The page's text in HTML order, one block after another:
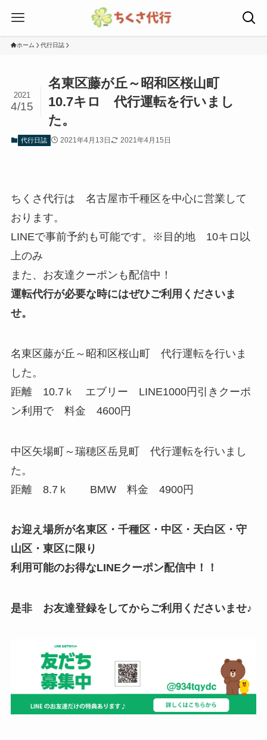
ホーム 代行日誌
名東区藤が丘～昭和区桜山町
10.7キロ 代行運転を行いまし
た。
2021
4/15
代行日誌 2021年4月13日 2021年4月15日
ちくさ代行は 名古屋市千種区を中心に営業して
おります。
LINEで事前予約も可能です。※目的地 10キロ以
上のみ
また、お友達クーポンも配信中！
運転代行が必要な時にはぜひご利用くださいま
せ。
名東区藤が丘～昭和区桜山町 代行運転を行いま
した。
距離 10.7ｋ エブリー LINE1000円引きクーポ
ン利用で 料金 4600円
中区矢場町～瑞穂区岳見町 代行運転を行いまし
た。
距離 8.7ｋ BMW 料金 4900円
お迎え場所が名東区・千種区・中区・天白区・守
山区・東区に限り
利用可能のお得なLINEクーポン配信中！！
是非 お友達登録をしてからご利用くださいませ♪